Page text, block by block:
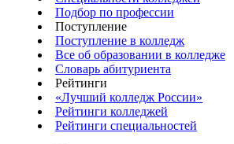
Подбор по профессии
Поступление
Поступление в колледж
Все об образовании в колледже
Словарь абитуриента
Рейтинги
«Лучший колледж России»
Рейтинги колледжей
Рейтинги специальностей